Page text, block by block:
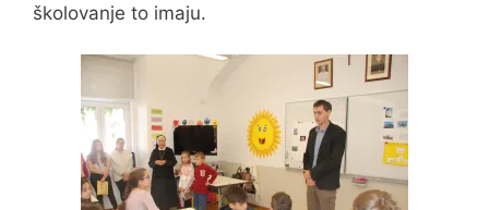
školovanje to imaju.